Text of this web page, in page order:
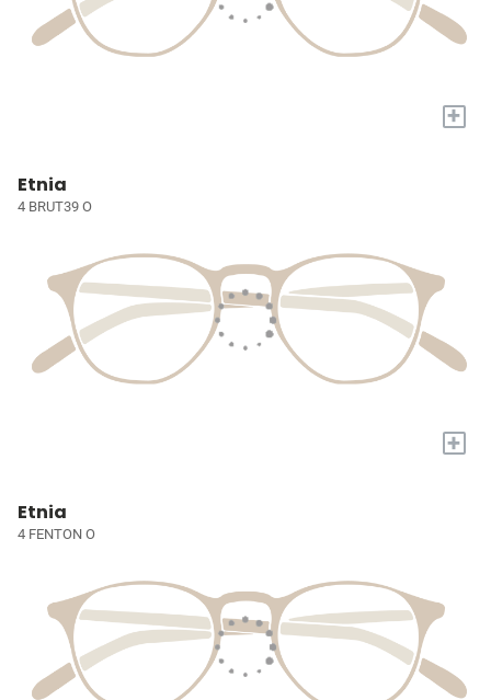
+
Etnia
4 BRUT39 O
+
Etnia
4 FENTON O